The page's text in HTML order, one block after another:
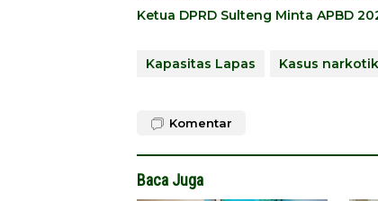
Ketua DPRD Sulteng Minta APBD
Kapasitas Lapas Kasus
Komentar
Baca Juga